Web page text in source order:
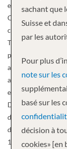
en 1988, la
CGM, troisième
conteneurs et
Transatlantique.
personnalité et
accord avec notre
autorise le choix.
efficace. Le
Diamant: 113
de ce navire
deux nouveaux
132 cabines et
sachant que
Suisse et
par les
Pour plus
note sur les
basé sur les
décision à
cookies» [en